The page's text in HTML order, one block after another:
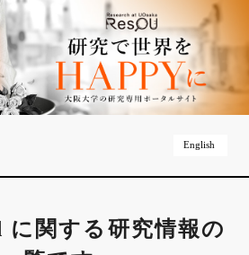
English
に関する研究情報の